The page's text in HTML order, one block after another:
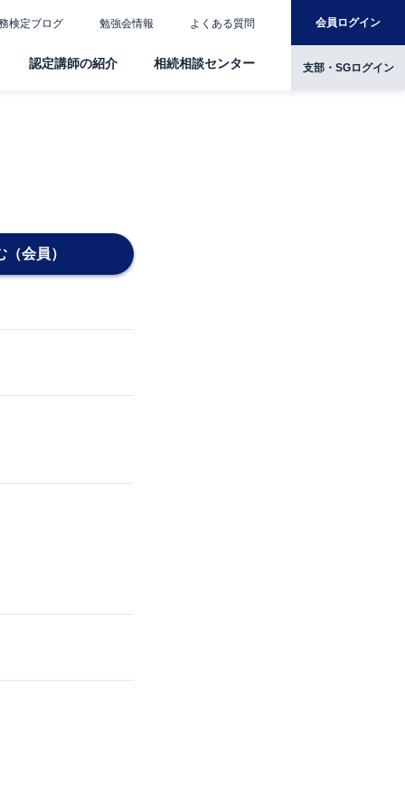
検定ブログ 勉強会情報 よくある質問 会員ログイン
認定講師の紹介 相続相談センター 支部・SGログイン
会員）